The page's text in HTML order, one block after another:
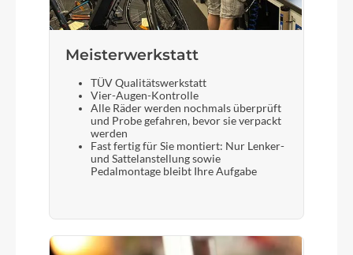
Meisterwerkstatt
TÜV Qualitätswerkstatt
Vier-Augen-Kontrolle
Alle Räder werden nochmals überprüft
und Probe gefahren, bevor sie verpackt
werden
Fast fertig für Sie montiert: Nur Lenker-
und Sattelanstellung sowie
Pedalmontage bleibt Ihre Aufgabe